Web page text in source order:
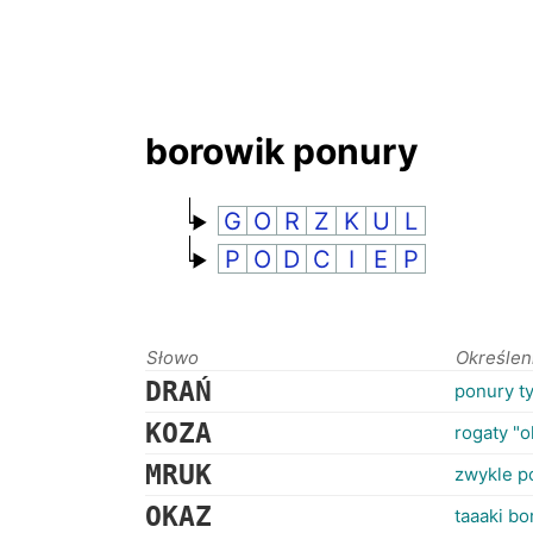
borowik ponury
G O R Z K U L
P O D C I E P
Słowo
DRAŃ ponury
KOZA rogaty
MRUK zwykle
OKAZ taaaki